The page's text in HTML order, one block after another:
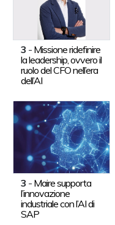
3 - Missione ridefinire
la leadership, ovvero il
ruolo del CFO nell’era
dell’AI
3 - Maire supporta
l’innovazione
industriale con l’AI di
SAP